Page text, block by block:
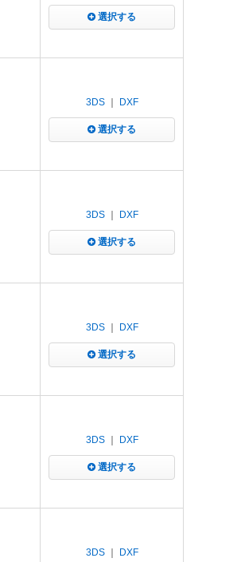
選択する
3DS｜ DXF
選択する
3DS｜ DXF
選択する
3DS｜ DXF
選択する
3DS｜ DXF
選択する
3DS｜ DXF